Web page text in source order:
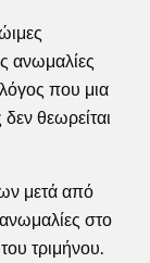
ανωμαλίες
που μια
θεωρείται
μετά από
στο
τριμήνου.